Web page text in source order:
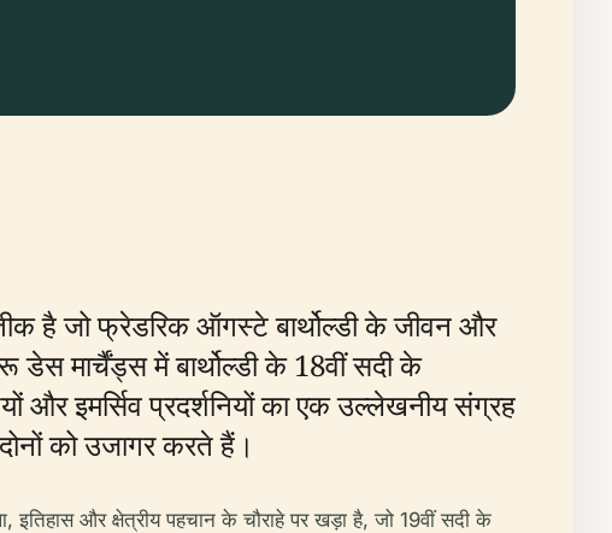
है जो फ्रेडरिक ऑगस्टे बार्थोल्डी के जीवन और
डेस मार्चैंड्स में बार्थोल्डी के 18वीं सदी के
इमर्सिव प्रदर्शनियों का एक उल्लेखनीय संग्रह
को उजागर करते हैं।
और क्षेत्रीय पहचान के चौराहे पर खड़ा है, जो 19वीं सदी के